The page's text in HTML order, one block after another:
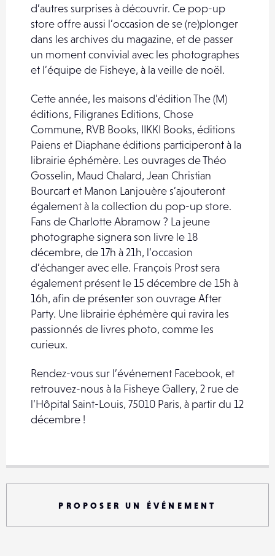
d’autres surprises à découvrir. Ce pop-up
store offre aussi l’occasion de se (re)plonger
dans les archives du magazine, et de passer
un moment convivial avec les photographes
et l’équipe de Fisheye, à la veille de noël.
Cette année, les maisons d’édition The (M)
éditions, Filigranes Editions, Chose
Commune, RVB Books, IIKKI Books, éditions
Paiens et Diaphane éditions participeront à la
librairie éphémère. Les ouvrages de Théo
Gosselin, Maud Chalard, Jean Christian
Bourcart et Manon Lanjouère s’ajouteront
également à la collection du pop-up store.
Fans de Charlotte Abramow ? La jeune
photographe signera son livre le 18
décembre, de 17h à 21h, l’occasion
d’échanger avec elle. François Prost sera
également présent le 15 décembre de 15h à
16h, afin de présenter son ouvrage After
Party. Une librairie éphémère qui ravira les
passionnés de livres photo, comme les
curieux.
Rendez-vous sur l’événement Facebook, et
retrouvez-nous à la Fisheye Gallery, 2 rue de
l’Hôpital Saint-Louis, 75010 Paris, à partir du 12
décembre !
PROPOSER UN ÉVÉNEMENT